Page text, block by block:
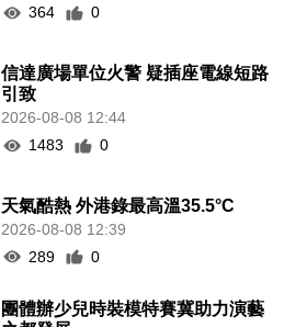
364
0
信達廣場單位火警 疑插座電線短路
引致
2026-08-08 12:44
1483
0
天氣酷熱 外港錄最高溫35.5°C
2026-08-08 12:39
289
0
團體辦少兒時裝模特賽冀助力演藝